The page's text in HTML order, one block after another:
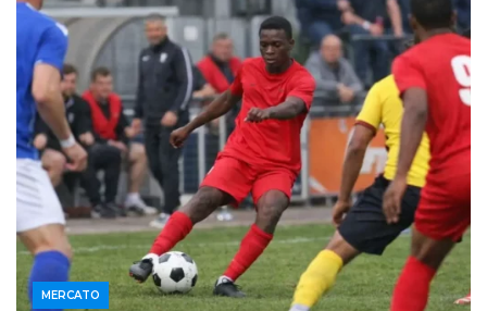
JOUEURS
MERCATO